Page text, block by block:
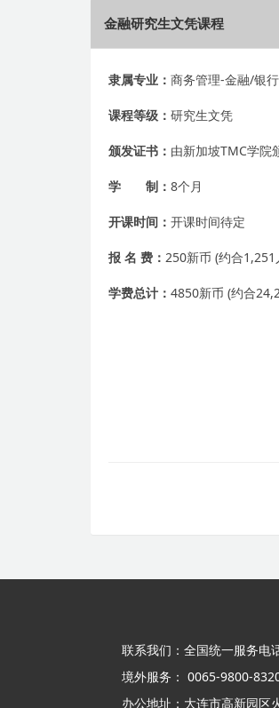
金融研究生文凭课程
隶属专业： 商务管理-金融/银行
课程等级： 研究生文凭
颁发证书： 由新加坡TMC学院
学 制： 8个月
开课时间： 开课时间待定
报 名 费： 250新币 (约合1,251
学费总计： 4850新币 (约合
联系我们：全国统一服务电
境外服务： 0065-9800-
办公地址：大连市高新园区